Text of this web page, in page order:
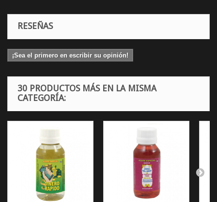
RESEÑAS
¡Sea el primero en escribir su opinión!
30 PRODUCTOS MÁS EN LA MISMA
CATEGORÍA: